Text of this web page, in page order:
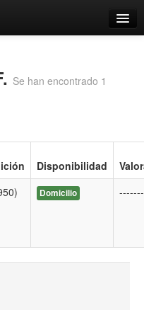
Se han encontrado 1
Disponibilidad
Domicilio